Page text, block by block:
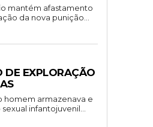
mantém afastamento
da nova punição...
DE EXPLORAÇÃO
homem armazenava e
infantojuvenil...